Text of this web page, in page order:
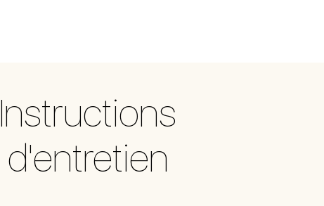
Instructions
d'entretien